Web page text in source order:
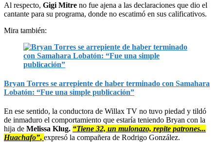
Al respecto, Gigi Mitre no fue ajena a las declaraciones que dio el
cantante para su programa, donde no escatimó en sus calificativos.
Mira también:
Bryan Torres se arrepiente de haber terminado con Samahara
Lobatón: “Fue una simple publicación”
En ese sentido, la conductora de Willax TV no tuvo piedad y tildó
de inmaduro el comportamiento que estaría teniendo Bryan con la
hija de Melissa Klug. “Tiene 32, un mulonazo, repite patrones...
Huachafo”, expresó la compañera de Rodrigo González.